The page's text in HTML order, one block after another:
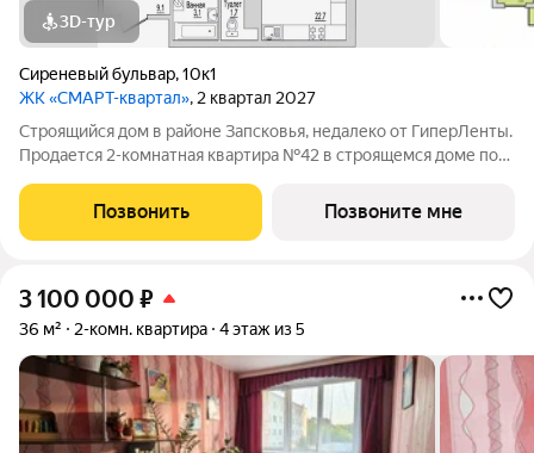
3D-тур
Сиреневый бульвар,10к1
ЖК «СМАРТ-квартал», 2 квартал 2027
Строящийся дом в районе Запсковья, недалеко от ГиперЛенты.
Продается 2-комнатная квартира №42 в строящемся доме по
Юности, 10 - это функциональное пространство, где каждый
метр работает на
Позвонить Позвоните мне
3 100 000 ₽
36 м² 2-комн. квартира 4 этаж из 5